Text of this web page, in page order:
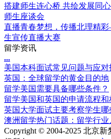
搭建师生连心桥 共绘发展同
师生座谈会
直播青春梦想，传播北理精
生宣传直播大赛
留学资讯
...
美国本科面试常见问题与应对
英国：全球留学的黄金目的地
留学美国需要具备哪些条件？
留学美国和英国的申请流程和
英国大学面试主要考察学生哪
澳洲留学热门话题：留学行
Copyright © 2004-2025 北京